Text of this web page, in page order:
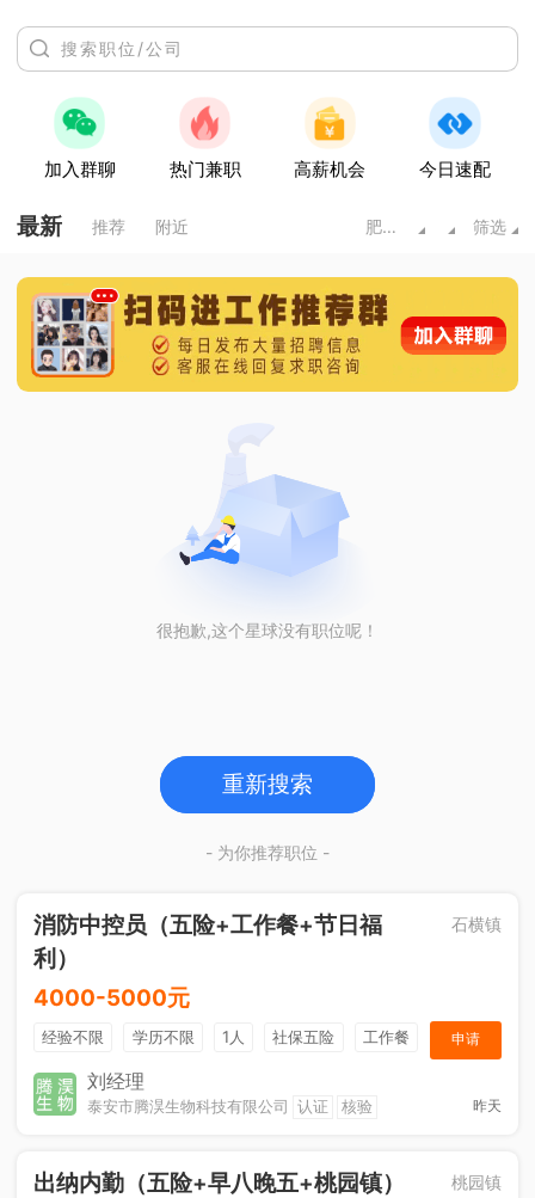
加入群聊 热门兼职 高薪机会 今日速配
最新 推荐 附近 肥城市 筛选
很抱歉,这个星球没有职位呢！
重新搜索
- 为你推荐职位 -
消防中控员（五险+工作餐+节日福
利）
石横镇
4000-5000元
经验不限 学历不限 1人 社保五险
工作餐
节日福利
申请
刘经理
泰安市腾淏生物科技有限公司 认证 核验 昨天
出纳内勤（五险+早八晚五+桃园镇） 桃园镇